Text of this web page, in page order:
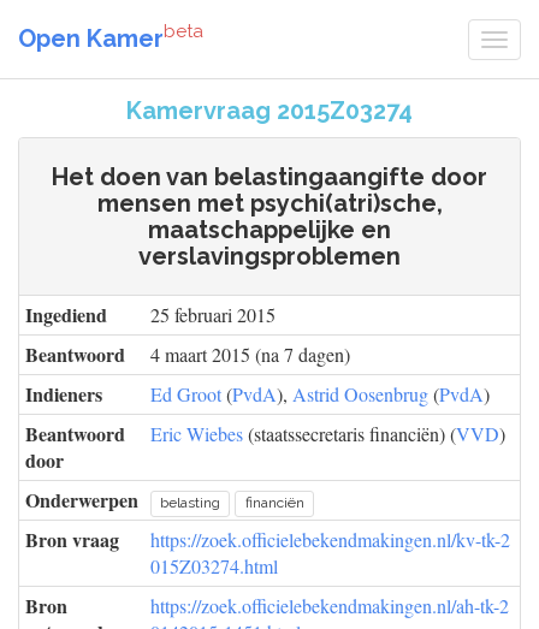
Open Kamerbeta
Kamervraag 2015Z03274
Het doen van belastingaangifte door
mensen met psychi(atri)sche,
maatschappelijke en
verslavingsproblemen
Ingediend 25 februari 2015
Beantwoord 4 maart 2015 (na 7 dagen)
Indieners Ed Groot(PvdA), Astrid Oosenbrug(PvdA)
Beantwoord
door
Eric Wiebes(staatssecretaris financiën) (VVD)
Onderwerpen belasting financiën
Bron vraag
https://zoek.officielebekendmakingen.nl/kv-tk-2
015Z03274.html
Bron
https://zoek.officielebekendmakingen.nl/ah-tk-2